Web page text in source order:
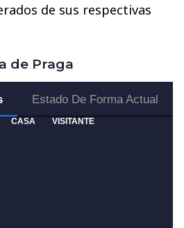
de sus respectivas
de Praga